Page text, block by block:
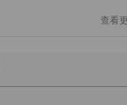
查看